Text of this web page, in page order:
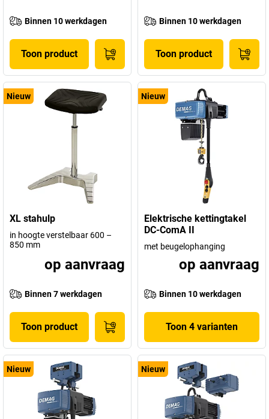
Binnen 10 werkdagen
Toon product
Binnen 10 werkdagen
Toon product
Nieuw
XL stahulp
in hoogte verstelbaar 600 –
850 mm
op aanvraag
Binnen 7 werkdagen
Toon product
Nieuw
Elektrische kettingtakel
DC-ComA II
met beugelophanging
op aanvraag
Binnen 10 werkdagen
Toon 4 varianten
Nieuw Nieuw